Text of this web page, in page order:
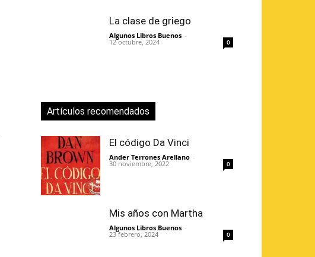
La clase de griego
Algunos Libros Buenos -
12 octubre, 2024 0
Artículos recomendados
El código Da Vinci
Ander Terrones Arellano -
30 noviembre, 2022 0
Mis años con Martha
Algunos Libros Buenos -
23 febrero, 2024 0